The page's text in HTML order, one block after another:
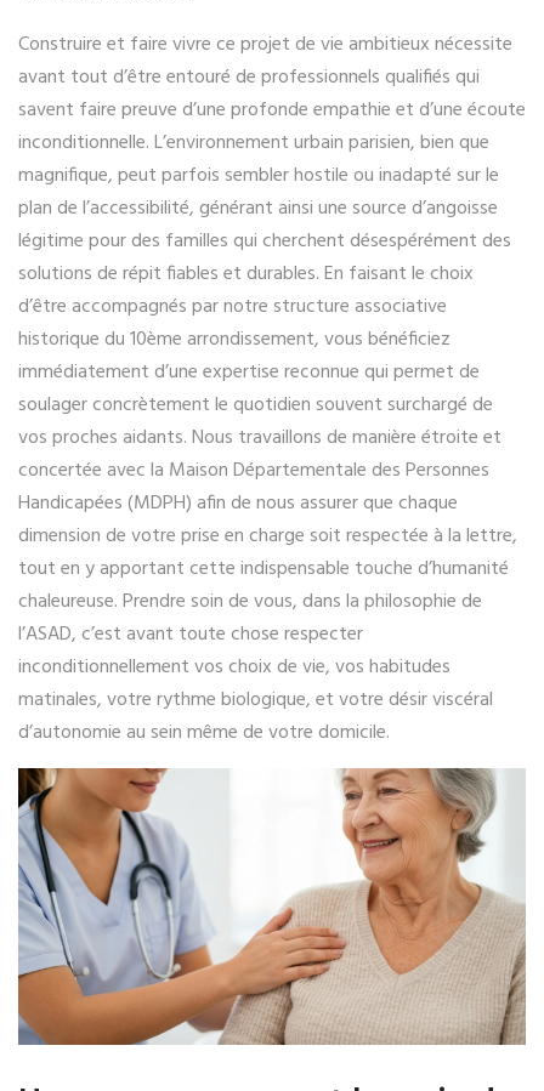
Construire et faire vivre ce projet de vie ambitieux nécessite
avant tout d’être entouré de professionnels qualifiés qui
savent faire preuve d’une profonde empathie et d’une écoute
inconditionnelle. L’environnement urbain parisien, bien que
magnifique, peut parfois sembler hostile ou inadapté sur le
plan de l’accessibilité, générant ainsi une source d’angoisse
légitime pour des familles qui cherchent désespérément des
solutions de répit fiables et durables. En faisant le choix
d’être accompagnés par notre structure associative
historique du 10ème arrondissement, vous bénéficiez
immédiatement d’une expertise reconnue qui permet de
soulager concrètement le quotidien souvent surchargé de
vos proches aidants. Nous travaillons de manière étroite et
concertée avec la Maison Départementale des Personnes
Handicapées (MDPH) afin de nous assurer que chaque
dimension de votre prise en charge soit respectée à la lettre,
tout en y apportant cette indispensable touche d’humanité
chaleureuse. Prendre soin de vous, dans la philosophie de
l’ASAD, c’est avant toute chose respecter
inconditionnellement vos choix de vie, vos habitudes
matinales, votre rythme biologique, et votre désir viscéral
d’autonomie au sein même de votre domicile.